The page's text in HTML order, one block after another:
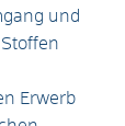
und
Erwerb